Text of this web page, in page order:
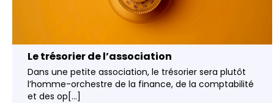
Le trésorier de l’association
Dans une petite association, le trésorier sera plutôt
l’homme-orchestre de la finance, de la comptabilité
et des op[...]